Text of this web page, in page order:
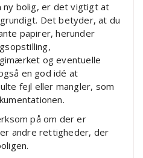
ny bolig, er det vigtigt at
Det betyder, at du
papirer, herunder
og eventuelle
en god idé at
fejl eller mangler, som
på om der er
andre rettigheder, der